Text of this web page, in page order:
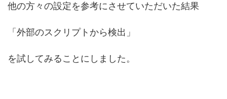
他の方々の設定を参考にさせていただいた結果
「外部のスクリプトから検出」
を試してみることにしました。